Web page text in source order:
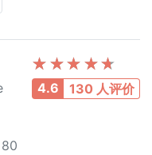
4.6 130 人评价